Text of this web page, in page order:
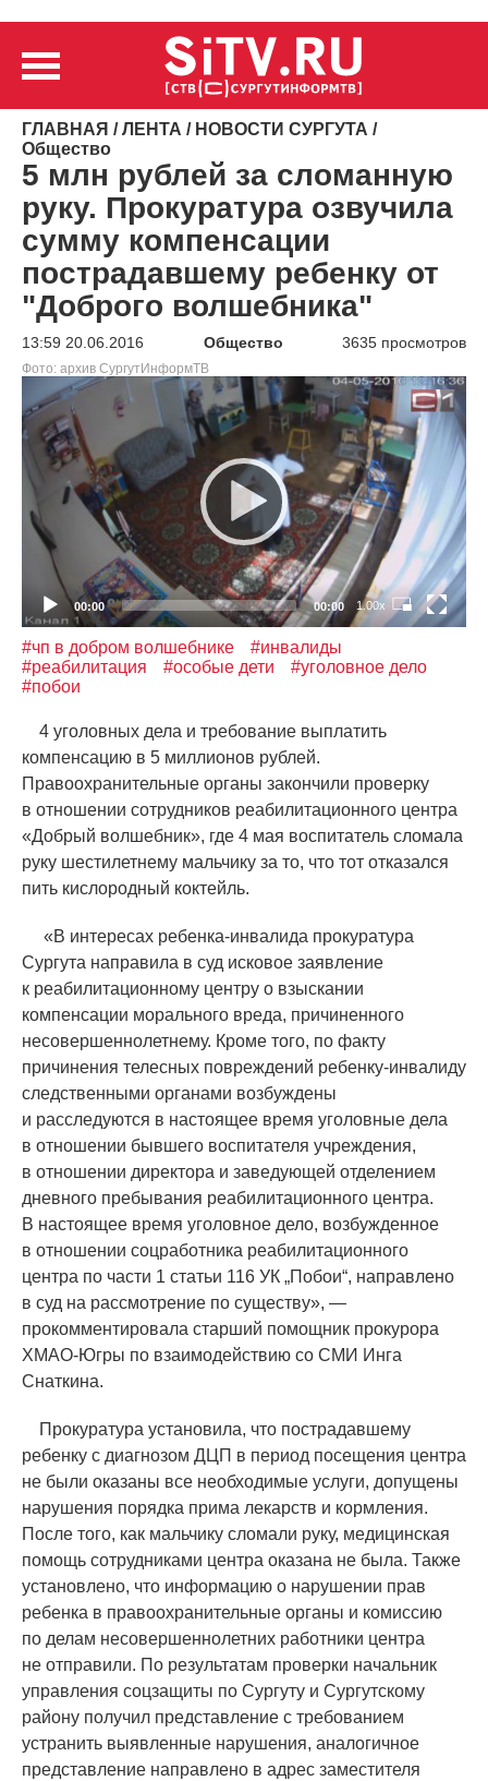
ГЛАВНАЯ /ЛЕНТА / НОВОСТИ СУРГУТА /
Общество
5 млн рублей за сломанную
руку. Прокуратура озвучила
сумму компенсации
пострадавшему ребенку от
"Доброго волшебника"
13:59 20.06.2016 Общество 3635 просмотров
Фото: архив СургутИнформТВ
Видеоплеер
00:00 00:00 1.00x
#чп в добром волшебнике
#инвалиды
#реабилитация
#особые дети
#уголовное дело
#побои
4 уголовных дела и требование выплатить
компенсацию в 5 миллионов рублей.
Правоохранительные органы закончили проверку
в отношении сотрудников реабилитационного центра
«Добрый волшебник», где 4 мая воспитатель сломала
руку шестилетнему мальчику за то, что тот отказался
пить кислородный коктейль.
«В интересах ребенка-инвалида прокуратура
Сургута направила в суд исковое заявление
к реабилитационному центру о взыскании
компенсации морального вреда, причиненного
несовершеннолетнему. Кроме того, по факту
причинения телесных повреждений ребенку-инвалиду
следственными органами возбуждены
и расследуются в настоящее время уголовные дела
в отношении бывшего воспитателя учреждения,
в отношении директора и заведующей отделением
дневного пребывания реабилитационного центра.
В настоящее время уголовное дело, возбужденное
в отношении соцработника реабилитационного
центра по части 1 статьи 116 УК „Побои“, направлено
в суд на рассмотрение по существу», —
прокомментировала старший помощник прокурора
ХМАО-Югры по взаимодействию со СМИ Инга
Снаткина.
Прокуратура установила, что пострадавшему
ребенку с диагнозом ДЦП в период посещения центра
не были оказаны все необходимые услуги, допущены
нарушения порядка прима лекарств и кормления.
После того, как мальчику сломали руку, медицинская
помощь сотрудниками центра оказана не была. Также
установлено, что информацию о нарушении прав
ребенка в правоохранительные органы и комиссию
по делам несовершеннолетних работники центра
не отправили. По результатам проверки начальник
управления соцзащиты по Сургуту и Сургутскому
району получил представление с требованием
устранить выявленные нарушения, аналогичное
представление направлено в адрес заместителя